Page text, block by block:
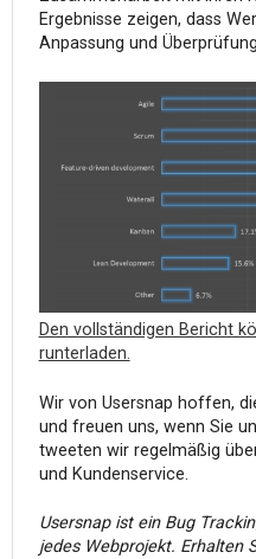
Ergebnisse zeigen, dass
Anpassung und
Den vollständigen Bericht
runterladen.
Wir von Usersnap hoffen,
und freuen uns, wenn Sie
tweeten wir regelmäßig
und Kundenservice.
Usersnap ist ein Bug
jedes Webprojekt. Erhalten